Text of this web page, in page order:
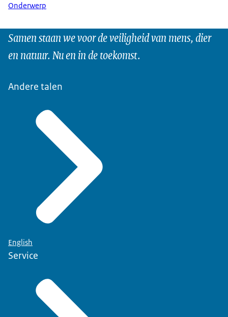
Onderwerp
Samen staan we voor de veiligheid van mens, dier
en natuur. Nu en in de toekomst.
Andere talen
English
Service